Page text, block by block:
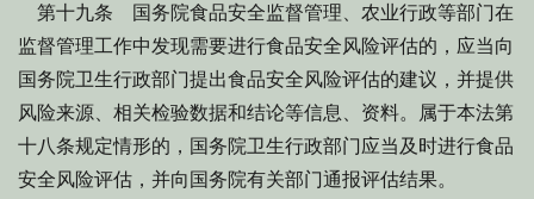
第十九条 国务院食品安全监督管理、农业行政等部门在
监督管理工作中发现需要进行食品安全风险评估的，应当向
国务院卫生行政部门提出食品安全风险评估的建议，并提供
风险来源、相关检验数据和结论等信息、资料。属于本法第
十八条规定情形的，国务院卫生行政部门应当及时进行食品
安全风险评估，并向国务院有关部门通报评估结果。